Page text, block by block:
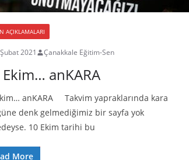
AÇIKLAMALARI
2021 Çanakkale Eğitim-Sen
anKARA
anKARA Takvim yapraklarında kara
denk gelmediğimiz bir sayfa yok
10 Ekim tarihi bu
More